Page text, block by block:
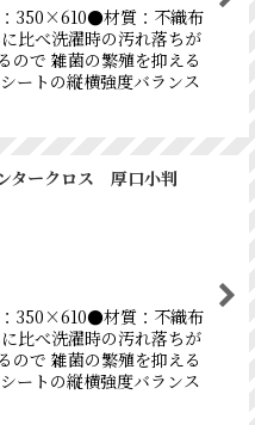
350×610●材質：不織布
比べ洗濯時の汚れ落ちが
ので 雑菌の繁殖を抑える
ートの縦横強度バランス
タークロス 厚口小判
350×610●材質：不織布
比べ洗濯時の汚れ落ちが
ので 雑菌の繁殖を抑える
ートの縦横強度バランス